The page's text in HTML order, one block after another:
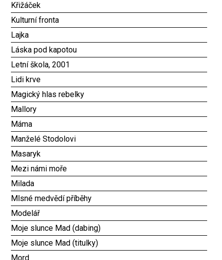
Křižáček
Kulturní fronta
Lajka
Láska pod kapotou
Letní škola, 2001
Lidi krve
Magický hlas rebelky
Mallory
Máma
Manželé Stodolovi
Masaryk
Mezi námi moře
Milada
Mlsné medvědí příběhy
Modelář
Moje slunce Mad (dabing)
Moje slunce Mad (titulky)
Mord